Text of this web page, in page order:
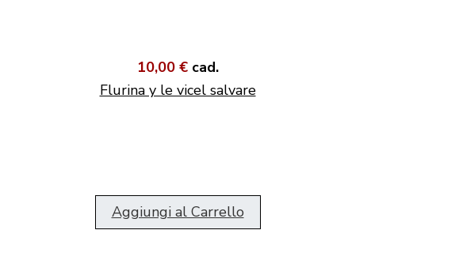
10,00 € cad.
Flurina y le vicel salvare
Aggiungi al Carrello